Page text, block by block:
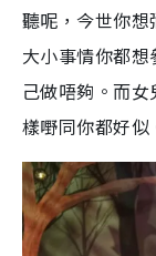
聽呢，今世你
大小事情你都
己做唔夠。而
樣嘢同你都好似